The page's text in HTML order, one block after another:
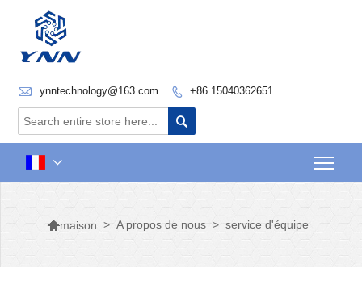
 ynntechnology@163.com  +86 15040362651


maison > A propos de nous > service d'équipe